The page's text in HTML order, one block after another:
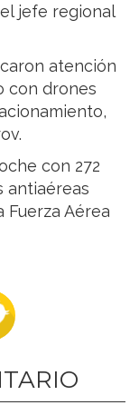
jefe regional
atención
con drones
con 272
antiaéreas
Aérea